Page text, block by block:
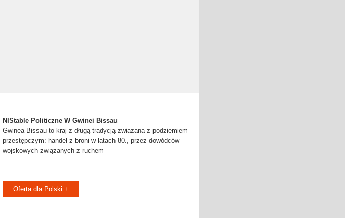
NIStable Politiczne W Gwinei Bissau
Gwinea-Bissau to kraj z długą tradycją związaną z podziemiem
przestępczym: handel z broni w latach 80., przez dowódców
wojskowych związanych z ruchem
Oferta dla Polski +